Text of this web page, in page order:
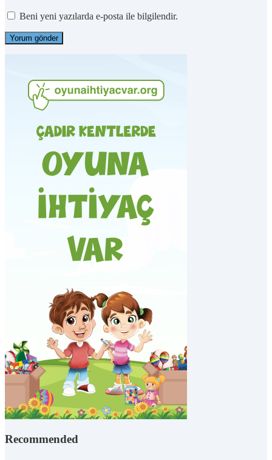
Beni yeni yazılarda e-posta ile bilgilendir.
Recommended